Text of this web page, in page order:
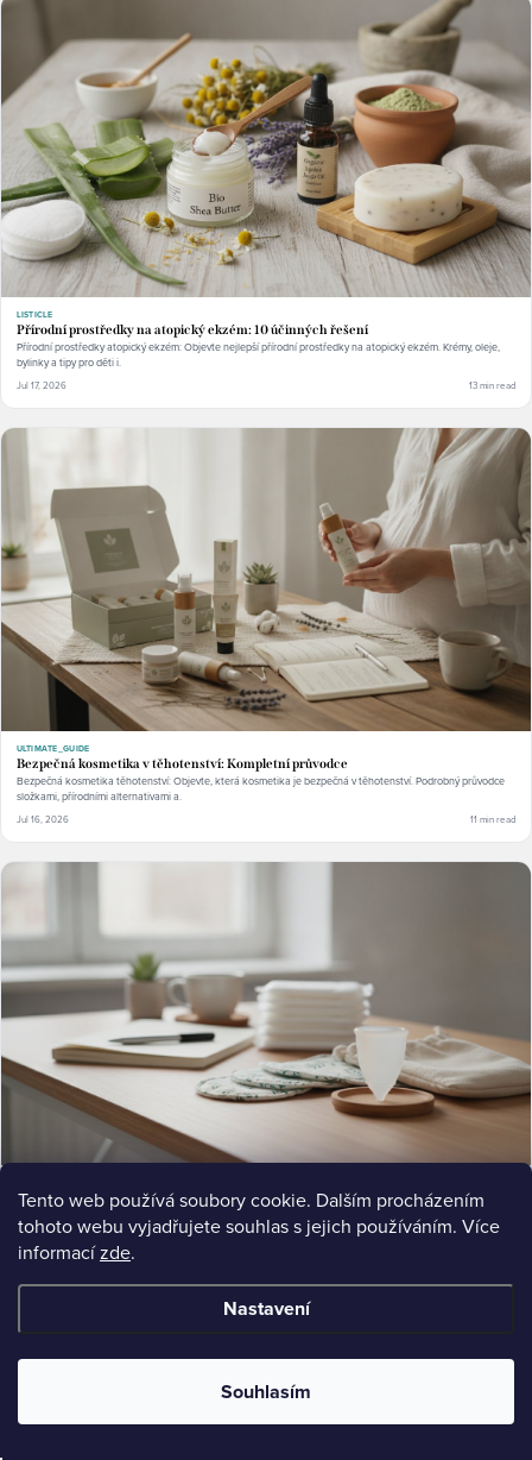
Tento web používá soubory cookie. Dalším procházením
tohoto webu vyjadřujete souhlas s jejich používáním. Více
informacízde.
Nastavení
Souhlasím
LISTICLE
Přírodní prostředky na atopický ekzém: 10 účinných řešení
Přírodní prostředky atopický ekzém: Objevte nejlepší přírodní prostředky na atopický ekzém. Krémy, oleje,
bylinky a tipy pro děti i.
Jul 17, 2026 13 min read
ULTIMATE_GUIDE
Bezpečná kosmetika v těhotenství: Kompletní průvodce
Bezpečná kosmetika těhotenství: Objevte, která kosmetika je bezpečná v těhotenství. Podrobný průvodce
složkami, přírodními alternativami a.
Jul 16, 2026 11 min read
Menstruační kalíšek místo vložek: Komplexní průvodce
Menstruační kalíšek místo vložek: Zjistěte výhody, údržbu a jak vybrat správný. Srovnění s látkovými vložkami
a praktické rady.
Jul 15, 2026